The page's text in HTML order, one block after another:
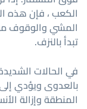
الكعب ، فإن هذه
المشي والوقوف
تبدأ بالنزف.
في الحالات
بالعدوى ويؤدي إلى
المنطقة وإزالة